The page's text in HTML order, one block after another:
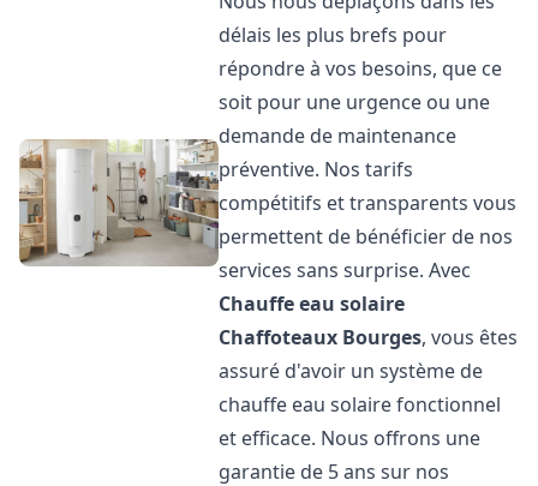
délais les plus brefs pour
répondre à vos besoins, que ce
soit pour une urgence ou une
demande de maintenance
préventive. Nos tarifs
compétitifs et transparents vous
permettent de bénéficier de nos
services sans surprise. Avec
Chauffe eau solaire
Chaffoteaux Bourges, vous êtes
assuré d'avoir un système de
chauffe eau solaire fonctionnel
et efficace. Nous offrons une
garantie de 5 ans sur nos